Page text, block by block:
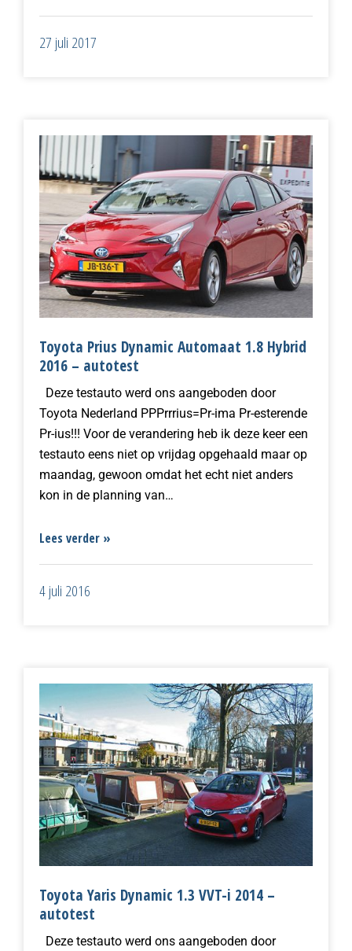
27 juli 2017
Toyota Prius Dynamic Automaat 1.8 Hybrid
2016 – autotest
Deze testauto werd ons aangeboden door
Toyota Nederland PPPrrrius=Pr-ima Pr-esterende
Pr-ius!!! Voor de verandering heb ik deze keer een
testauto eens niet op vrijdag opgehaald maar op
maandag, gewoon omdat het echt niet anders
kon in de planning van…
Lees verder »
4 juli 2016
Toyota Yaris Dynamic 1.3 VVT-i 2014 –
autotest
Deze testauto werd ons aangeboden door